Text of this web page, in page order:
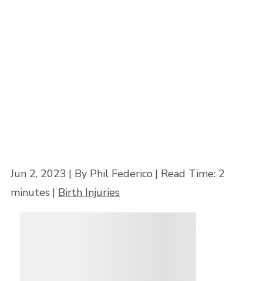
Jun 2, 2023 | By Phil Federico | Read Time: 2
minutes | Birth Injuries